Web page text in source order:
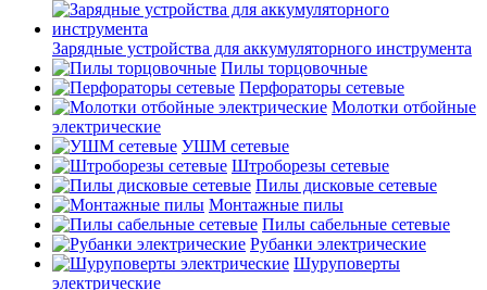
Зарядные устройства для аккумуляторного инструмента
Пилы торцовочные
Перфораторы сетевые
Молотки отбойные
электрические
УШМ сетевые
Штроборезы сетевые
Пилы дисковые сетевые
Монтажные пилы
Пилы сабельные сетевые
Рубанки электрические
Шуруповерты
электрические